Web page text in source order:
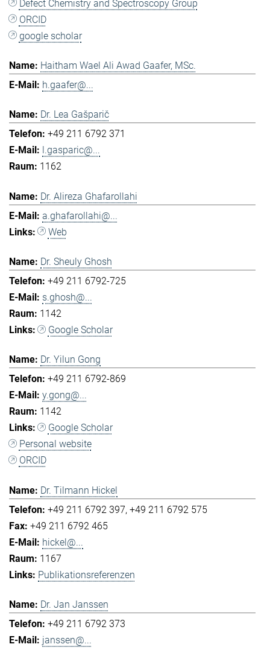
Defect Chemistry and Spectroscopy Group
ORCID
google scholar
Haitham Wael Ali Awad Gaafer, MSc.
h.gaafer@...
Dr. Lea Gašparič
+49 211 6792 371
l.gasparic@...
1162
Dr. Alireza Ghafarollahi
a.ghafarollahi@...
Web
Dr. Sheuly Ghosh
+49 211 6792-725
s.ghosh@...
1142
Google Scholar
Dr. Yilun Gong
+49 211 6792-869
y.gong@...
1142
Google Scholar
Personal website
ORCID
Dr. Tilmann Hickel
+49 211 6792 397 +49 211 6792 575
+49 211 6792 465
hickel@...
1167
Publikationsreferenzen
Dr. Jan Janssen
+49 211 6792 373
janssen@...